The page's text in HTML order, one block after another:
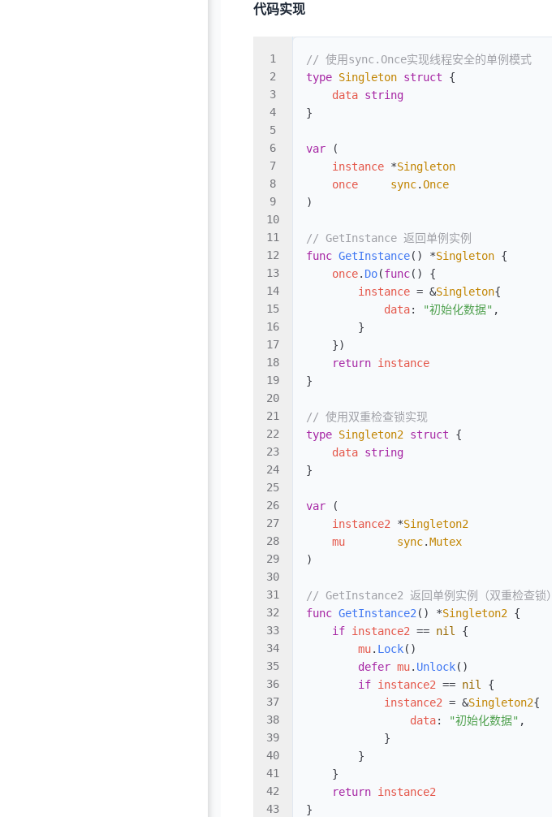
代码实现
// 使用sync.Once实现线程安全的单例模式
type Singleton struct {
    data
string
}
var (
    instance
*Singleton
    once
     sync
.Once
)
// GetInstance 返回单例实例
func GetInstance() *Singleton {
    once
. Do(func() {
        instance
= &Singleton{
            data
: "初始化数据" ,
        }
    })
    return
instance
}
// 使用双重检查锁实现
type Singleton2 struct {
    data
string
}
var (
    instance2
*Singleton2
    mu
        sync
.Mutex
)
// GetInstance2 返回单例实例（双重检查锁）
func GetInstance2 () *Singleton2 {
    if
instance2 == nil
{
        mu
. Lock()
        defer
mu. Unlock()
        if
instance2 == nil
{
            instance2
= &Singleton2{
                data
: "初始化数据" ,
            }
        }
    }
    return
instance2
}